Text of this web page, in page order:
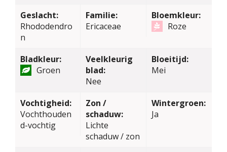
Geslacht:
Rhododendro
n
Familie:
Ericaceae
Bloemkleur:
Roze
Bladkleur:
Groen
Veelkleurig
blad:
Nee
Bloeitijd:
Mei
Vochtigheid:
Vochthouden
d-vochtig
Zon /
schaduw:
Lichte
schaduw / zon
Wintergroen:
Ja